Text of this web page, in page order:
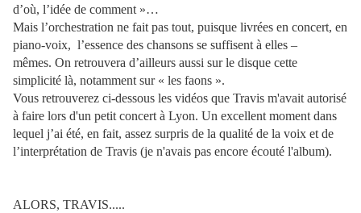
d’où, l’idée de comment »…
Mais l’orchestration ne fait pas tout, puisque livrées en concert, en
piano-voix, l’essence des chansons se suffisent à elles –
mêmes. On retrouvera d’ailleurs aussi sur le disque cette
simplicité là, notamment sur « les faons ».
Vous retrouverez ci-dessous les vidéos que Travis m'avait autorisé
à faire lors d'un petit concert à Lyon. Un excellent moment dans
lequel j’ai été, en fait, assez surpris de la qualité de la voix et de
l’interprétation de Travis (je n'avais pas encore écouté l'album).
ALORS, TRAVIS.....